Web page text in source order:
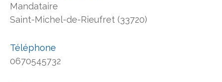
Mandataire
Saint-Michel-de-Rieufret (33720)
Téléphone
0670545732